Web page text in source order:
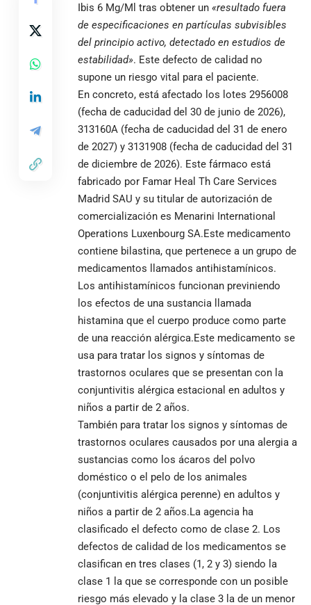
Ibis 6 Mg/Ml tras obtener un «resultado fuera
de especificaciones en partículas subvisibles
del principio activo, detectado en estudios de
estabilidad». Este defecto de calidad no
supone un riesgo vital para el paciente.
En concreto, está afectado los lotes 2956008
(fecha de caducidad del 30 de junio de 2026),
313160A (fecha de caducidad del 31 de enero
de 2027) y 3131908 (fecha de caducidad del 31
de diciembre de 2026). Este fármaco está
fabricado por Famar Heal Th Care Services
Madrid SAU y su titular de autorización de
comercialización es Menarini International
Operations Luxenbourg SA.Este medicamento
contiene bilastina, que pertenece a un grupo de
medicamentos llamados antihistamínicos.
Los antihistamínicos funcionan previniendo
los efectos de una sustancia llamada
histamina que el cuerpo produce como parte
de una reacción alérgica.Este medicamento se
usa para tratar los signos y síntomas de
trastornos oculares que se presentan con la
conjuntivitis alérgica estacional en adultos y
niños a partir de 2 años.
También para tratar los signos y síntomas de
trastornos oculares causados por una alergia a
sustancias como los ácaros del polvo
doméstico o el pelo de los animales
(conjuntivitis alérgica perenne) en adultos y
niños a partir de 2 años.La agencia ha
clasificado el defecto como de clase 2. Los
defectos de calidad de los medicamentos se
clasifican en tres clases (1, 2 y 3) siendo la
clase 1 la que se corresponde con un posible
riesgo más elevado y la clase 3 la de un menor